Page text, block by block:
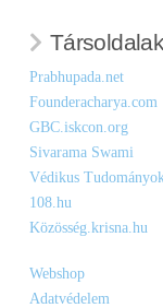
Társoldalak
Prabhupada.net
Founderacharya.com
GBC.iskcon.org
Sivarama Swami
Védikus
108.hu
Közösség.krisna.hu
Webshop
Adatvédelem